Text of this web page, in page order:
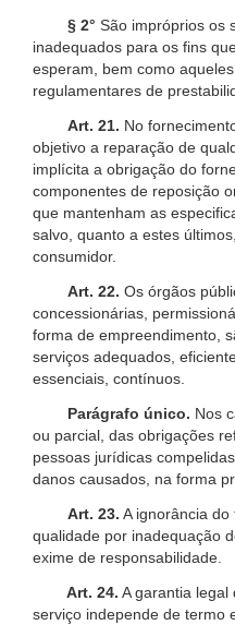
§ 2° São impróprios os
inadequados para os fins
esperam, bem como
regulamentares de
Art. 21. No
objetivo a reparação de
implícita a obrigação do
componentes de reposição
que mantenham as
salvo, quanto a estes
consumidor.
Art. 22. Os órgãos
concessionárias,
forma de empreendimento,
serviços adequados,
essenciais, contínuos.
Parágrafo único. Nos
ou parcial, das obrigações
pessoas jurídicas
danos causados, na forma
Art. 23. A ignorância
qualidade por inadequação
exime de responsabilidade.
Art. 24. A garantia legal
serviço independe de termo